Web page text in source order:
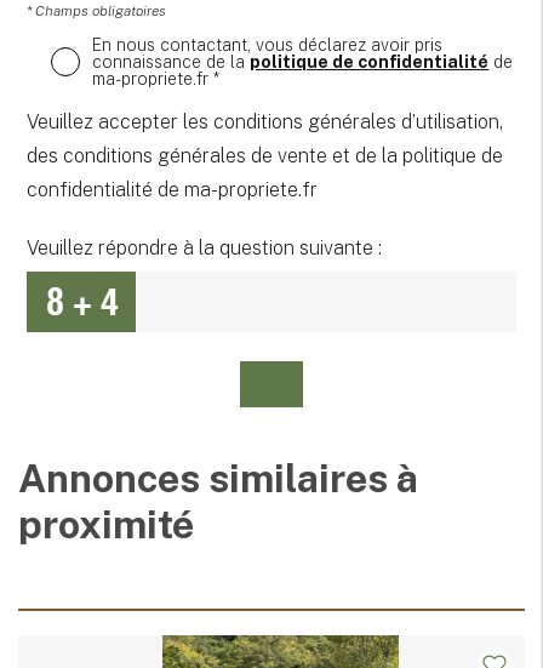
* Champs obligatoires
En nous contactant, vous déclarez avoir pris
connaissance de la politique de confidentialité de
ma-propriete.fr *
Veuillez accepter les conditions générales d’utilisation,
des conditions générales de vente et de la politique de
confidentialité de ma-propriete.fr
Veuillez répondre à la question suivante :
Annonces similaires à
proximité